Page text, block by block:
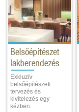
Belsőépítészet
lakberendezés
Exkluzív
belsőépítészeti
tervezés és
kivitelezés egy
kézben.